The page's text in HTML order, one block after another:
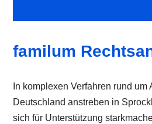
familum
In komplexen Verfahren rund
Deutschland anstreben in
sich für Unterstützung